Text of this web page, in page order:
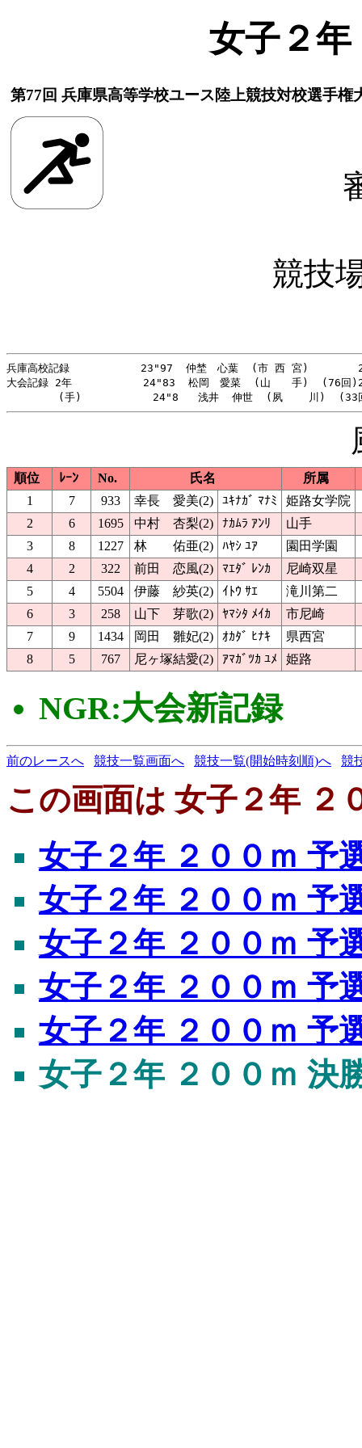
女子２年
第77回 兵庫県高等学校ユース陸上競技対校選手権
競技
兵庫高校記録           23"97  仲埜　心葉  (市 西 宮) 　
大会記録 2年           24"83  松岡　愛菜  (山　　手)  (76回
順位 ﾚｰﾝ No. 氏名
所属
1
7 933 幸長 愛美(2) ﾕｷﾅｶﾞ ﾏﾅﾐ
姫路女学院
2
6 1695 中村 杏梨(2) ﾅｶﾑﾗ ｱﾝﾘ
山手
3
8 1227 林 佑亜(2) ﾊﾔｼ ﾕｱ
園田学園
4
2 322 前田 恋風(2) ﾏｴﾀﾞ ﾚﾝｶ
尼崎双星
5
4 5504 伊藤 紗英(2) ｲﾄｳ ｻｴ
滝川第二
6
3 258 山下 芽歌(2) ﾔﾏｼﾀ ﾒｲｶ
市尼崎
7
9 1434 岡田 雛妃(2) ｵｶﾀﾞ ﾋﾅｷ
県西宮
8
5 767 尼ヶ塚結愛(2) ｱﾏｶﾞﾂｶ ﾕﾒ 姫路
NGR:大会新記録
前のレースへ 競技一覧画面へ 競技一覧(開始時刻順)へ 競
この画面は 女子２年 ２
女子２年 ２００ｍ 予
女子２年 ２００ｍ 予
女子２年 ２００ｍ 予
女子２年 ２００ｍ 予
女子２年 ２００ｍ 予
女子２年 ２００ｍ 決